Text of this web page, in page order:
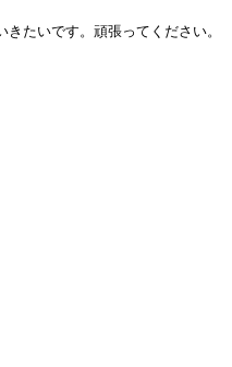
たいです。頑張ってください。